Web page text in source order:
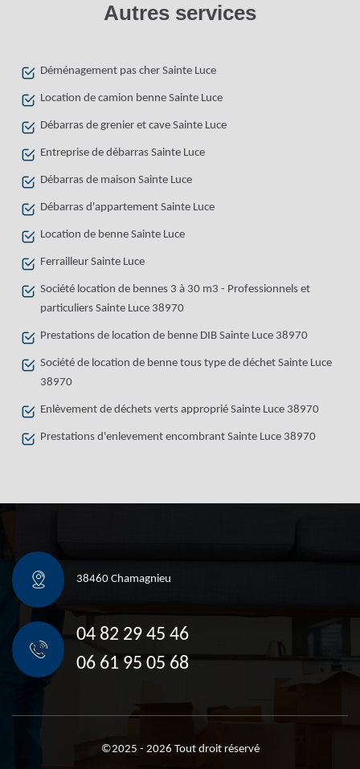
Autres services
Déménagement pas cher Sainte Luce
Location de camion benne Sainte Luce
Débarras de grenier et cave Sainte Luce
Entreprise de débarras Sainte Luce
Débarras de maison Sainte Luce
Débarras d'appartement Sainte Luce
Location de benne Sainte Luce
Ferrailleur Sainte Luce
Société location de bennes 3 à 30 m3 - Professionnels et
particuliers Sainte Luce 38970
Prestations de location de benne DIB Sainte Luce 38970
Société de location de benne tous type de déchet Sainte Luce
38970
Enlèvement de déchets verts approprié Sainte Luce 38970
Prestations d'enlevement encombrant Sainte Luce 38970
38460 Chamagnieu
04 82 29 45 46
06 61 95 05 68
©2025 - 2026 Tout droit réservé